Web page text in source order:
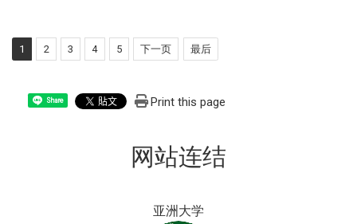
1 2 3 4 5 下一页 最后
Share Print this page
网站连结
亚洲大学